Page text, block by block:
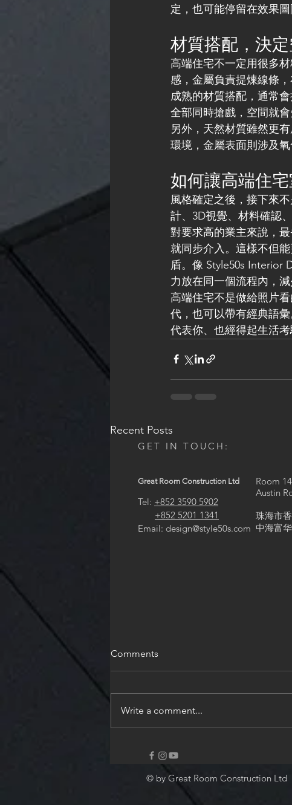
定，也可能停留在效果圖
材質搭配，決
高端住宅不一定用很多
感，金屬負責提煉線條
成熟的材質搭配，通常
全部同時搶戲，空間就
另外，天然材質雖然更
環境，金屬表面則涉及
如何讓高端住
風格確定之後，接下來
計、3D視覺、材料確認
對要求高的業主來說，
就同步介入。這樣不但
盾。像 Style50s Interior
力放在同一個流程內，減
高端住宅不是做給照片
代，也可以帶有經典語
代表你、也經得起生活考
Recent Posts
Comments
Write a comment...
GET IN TOUCH:
Great Room Construction Ltd
Tel: +852 3590 5902
+852 5201 1341
Email: design@style50s.com
Room
Austin
珠海市
中海富
© by Great Room Construction Ltd